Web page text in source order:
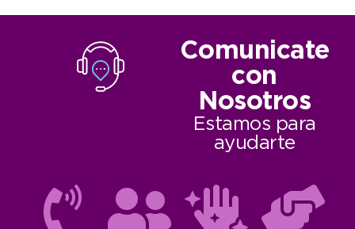
Comunicate
con
Nosotros
Estamos para
ayudarte